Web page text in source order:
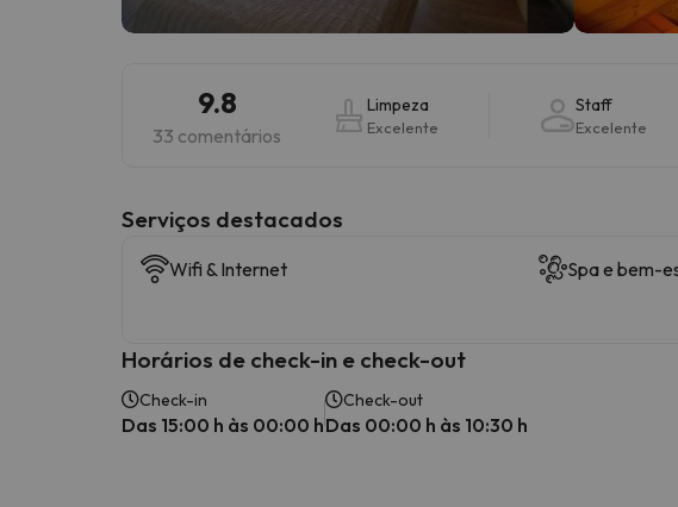
9.8
33 comentários
Limpeza
Excelente
Staff
Excelente
Serviços destacados
Wifi & Internet Spa e bem-
Horários de check-in e check-out
Check-in
Das 15:00 h às 00:00 h
Check-out
Das 00:00 h às 10:30 h